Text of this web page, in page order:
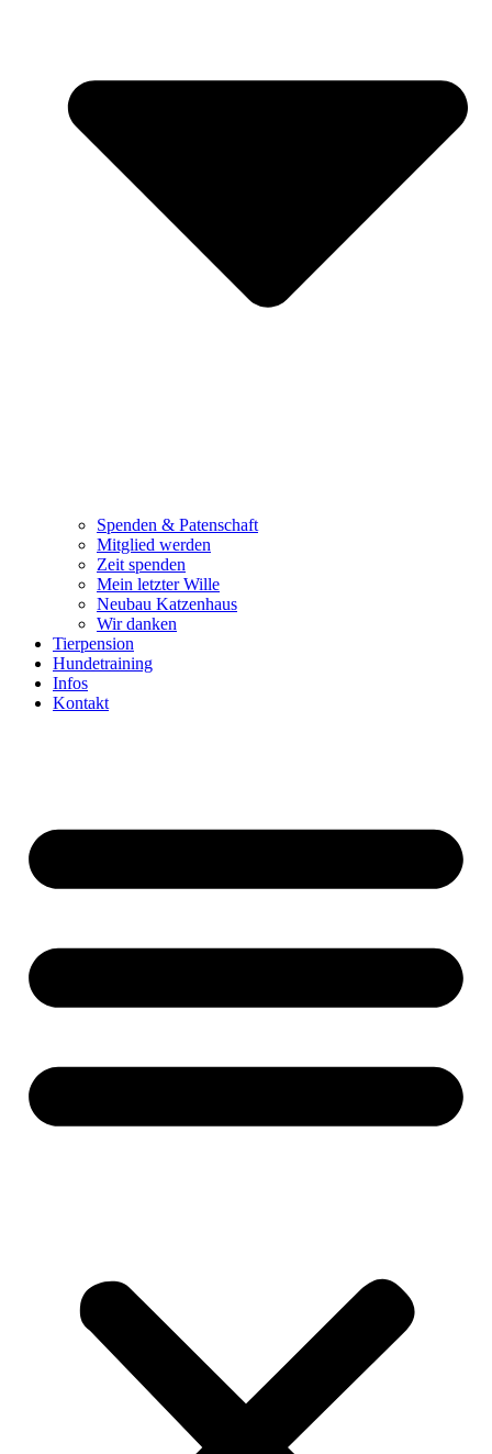
Spenden & Patenschaft
Mitglied werden
Zeit spenden
Mein letzter Wille
Neubau Katzenhaus
Wir danken
Tierpension
Hundetraining
Infos
Kontakt